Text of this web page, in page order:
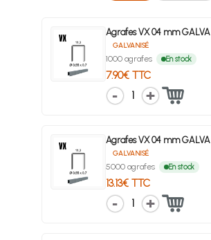
Agrafes VX 04 mm GALVA
GALVANISÉ
1000 agrafes En stock
7.90€ TTC
1
Agrafes VX 04 mm GALVA
GALVANISÉ
5000 agrafes En stock
13.13€ TTC
1